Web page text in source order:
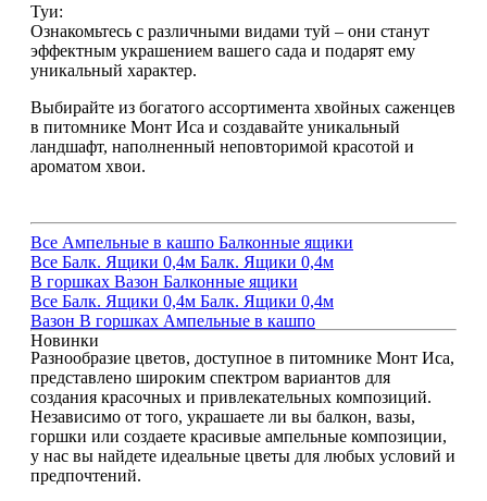
Туи:
Ознакомьтесь с различными видами туй – они станут
эффектным украшением вашего сада и подарят ему
уникальный характер.
Выбирайте из богатого ассортимента хвойных саженцев
в питомнике Монт Иса и создавайте уникальный
ландшафт, наполненный неповторимой красотой и
ароматом хвои.
Все Ампельные в кашпо Балконные ящики
Все Балк. Ящики 0,4м Балк. Ящики 0,4м
В горшках Вазон Балконные ящики
Все Балк. Ящики 0,4м Балк. Ящики 0,4м
Вазон В горшках Ампельные в кашпо
Новинки
Разнообразие цветов, доступное в питомнике Монт Иса,
представлено широким спектром вариантов для
создания красочных и привлекательных композиций.
Независимо от того, украшаете ли вы балкон, вазы,
горшки или создаете красивые ампельные композиции,
у нас вы найдете идеальные цветы для любых условий и
предпочтений.